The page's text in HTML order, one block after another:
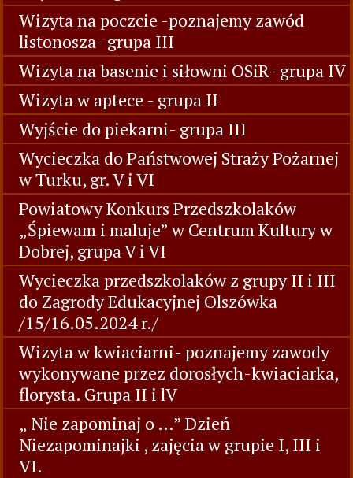
Wizyta na poczcie -poznajemy zawód
listonosza- grupa III
Wizyta na basenie i siłowni OSiR- grupa IV
Wizyta w aptece - grupa II
Wyjście do piekarni- grupa III
Wycieczka do Państwowej Straży Pożarnej
w Turku, gr. V i VI
Powiatowy Konkurs Przedszkolaków
„Śpiewam i maluje” w Centrum Kultury w
Dobrej, grupa V i VI
Wycieczka przedszkolaków z grupy II i III
do Zagrody Edukacyjnej Olszówka
/15/16.05.2024 r./
Wizyta w kwiaciarni- poznajemy zawody
wykonywane przez dorosłych-kwiaciarka,
florysta. Grupa II i lV
„ Nie zapominaj o …” Dzień
Niezapominajki , zajęcia w grupie I, III i
VI.